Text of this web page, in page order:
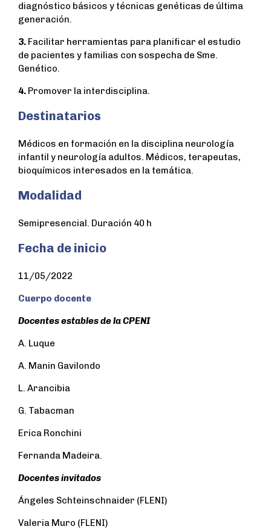
diagnóstico básicos y técnicas genéticas de última
generación.
3. Facilitar herramientas para planificar el estudio
de pacientes y familias con sospecha de Sme.
Genético.
4. Promover la interdisciplina.
Destinatarios
Médicos en formación en la disciplina neurología
infantil y neurología adultos. Médicos, terapeutas,
bioquímicos interesados en la temática.
Modalidad
Semipresencial. Duración 40 h
Fecha de inicio
11/05/2022
Cuerpo docente
Docentes estables de la CPENI
A. Luque
A. Manin Gavilondo
L. Arancibia
G. Tabacman
Erica Ronchini
Fernanda Madeira.
Docentes invitados
Ángeles Schteinschnaider (FLENI)
Valeria Muro (FLENI)